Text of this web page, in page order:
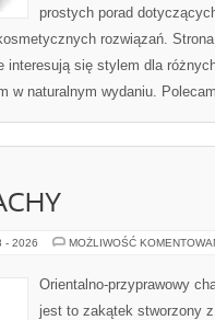
prostych porad
rozwiązań.
się stylem dla
w naturalnym wydaniu.
- 2026 MOŻLIWOŚĆ
Orientalno-przyprawowy
jest to zakątek stworzony